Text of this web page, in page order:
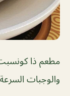
مطعم ذا
والوجبات السرعة